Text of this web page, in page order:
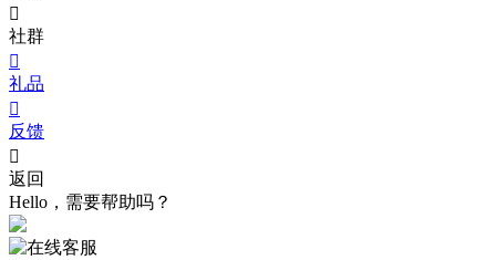

社群

礼品

反馈

返回
Hello，需要帮助吗？